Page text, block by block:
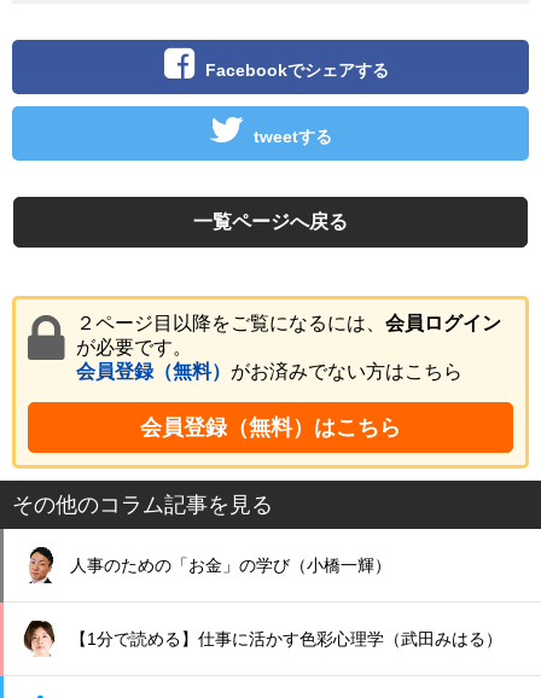
Facebookでシェアする
tweetする
一覧ページへ戻る
２ページ目以降をご覧になるには、 会員ログイン
が必要です。
会員登録（無料） がお済みでない方はこちら
会員登録（無料）はこちら
その他のコラム記事を見る
人事のための「お金」の学び（小橋一輝）
【1分で読める】仕事に活かす色彩心理学（武田みはる）